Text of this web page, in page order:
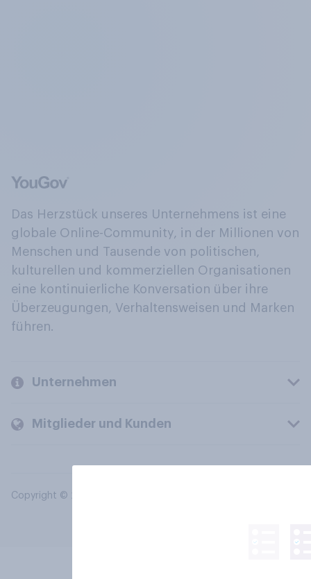
Das Herzstück unseres Unternehmens ist eine
globale Online-Community, in der Millionen von
Menschen und Tausende von politischen,
kulturellen und kommerziellen Organisationen
eine kontinuierliche Konversation über ihre
Überzeugungen, Verhaltensweisen und Marken
führen.
Unternehmen
Mitglieder und Kunden
Copyright © 2026 YouGov PLC. Alle Rechte vorbehalten.